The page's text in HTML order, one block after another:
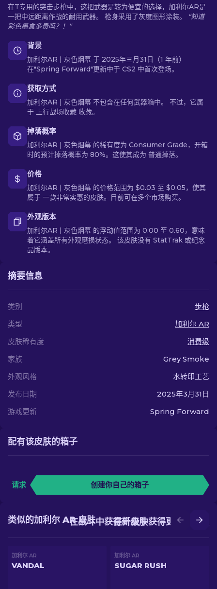
在T专用的突击步枪中，这把武器是较为便宜的选择，加利尔AR是
一把中远距离作战的耐用武器。 枪身采用了灰度图形涂装。
“知道
彩色墨盒多贵吗？！”
背景
加利尔AR | 灰色烟幕 于 2025年三月31日（1 年前）
在"Spring Forward"更新中于 CS2 中首次登场。
获取方式
加利尔AR | 灰色烟幕 不包含在任何武器箱中。 不过，它属
于 上行战场收藏 收藏。
掉落概率
加利尔AR | 灰色烟幕 的稀有度为 Consumer Grade，开箱
时的预计掉落概率为 80%。这使其成为 普通掉落。
价格
加利尔AR | 灰色烟幕 的价格范围为 $0.03 至 $0.05，使其
属于 一款非常实惠的皮肤。目前可在多个市场购买。
外观版本
加利尔AR | 灰色烟幕 的浮动值范围为 0.00 至 0.60，意味
着它涵盖所有外观磨损状态。 该皮肤没有 StatTrak 或纪念
品版本。
摘要信息
类别
步枪
类型
加利尔 AR
皮肤稀有度
消费级
家族
Grey Smoke
外观风格
水转印工艺
发布日期
2025年3月31日
游戏更新
Spring Forward
配有该皮肤的箱子
请求 创建你自己的箱子
在升级中获得更好的皮肤
在战斗中获得新皮肤
类似的加利尔 AR 皮肤
加利尔 AR
VANDAL
加利尔 AR
SUGAR RUSH